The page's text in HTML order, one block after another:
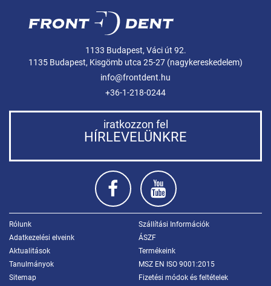
1133 Budapest, Váci út 92.
1135 Budapest, Kisgömb utca 25-27 (nagykereskedelem)
info@frontdent.hu
+36-1-218-0244
iratkozzon fel
HÍRLEVELÜNKRE
Rólunk
Szállítási Információk
Adatkezelési elveink
ÁSZF
Aktualitások
Termékeink
Tanulmányok
MSZ EN ISO 9001:2015
Sitemap
Fizetési módok és feltételek